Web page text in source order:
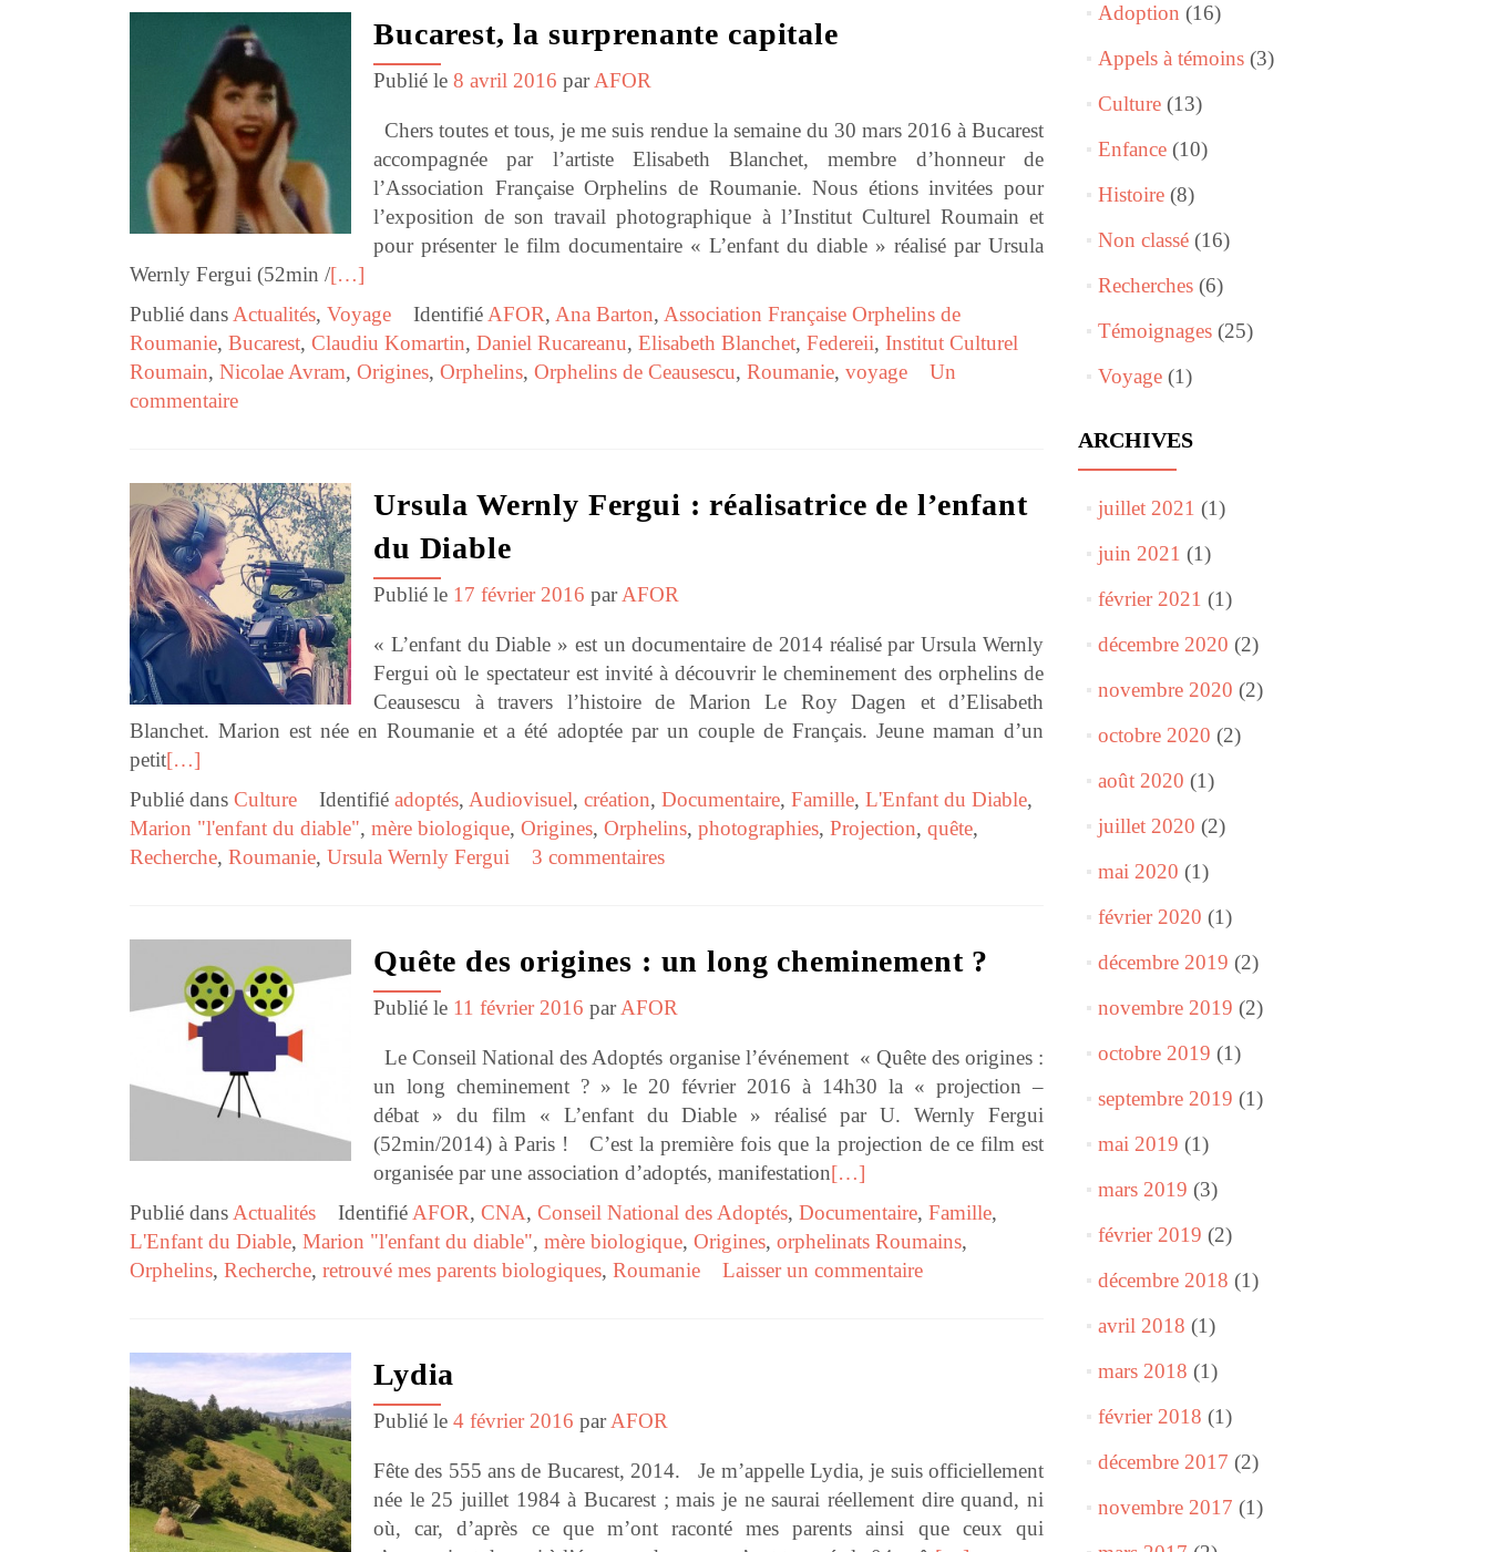
Bucarest, la surprenante capitale
Publié le 8 avril 2016 parAFOR
Chers toutes et tous, je me suis rendue la semaine du 30 mars 2016 à Bucarest
accompagnée par l’artiste Elisabeth Blanchet, membre d’honneur de
l’Association Française Orphelins de Roumanie. Nous étions invitées pour
l’exposition de son travail photographique à l’Institut Culturel Roumain et
pour présenter le film documentaire « L’enfant du diable » réalisé par Ursula
Wernly Fergui (52min /[…]
Publié dans Actualités, Voyage Identifié AFOR, Ana Barton, Association Française Orphelins de
Roumanie, Bucarest, Claudiu Komartin, Daniel Rucareanu, Elisabeth Blanchet, Federeii, Institut Culturel
Roumain, Nicolae Avram, Origines, Orphelins, Orphelins de Ceausescu, Roumanie, voyage
Un
commentaire
Ursula Wernly Fergui : réalisatrice de l’enfant
du Diable
Publié le 17 février 2016 parAFOR
« L’enfant du Diable » est un documentaire de 2014 réalisé par Ursula Wernly
Fergui où le spectateur est invité à découvrir le cheminement des orphelins de
Ceausescu à travers l’histoire de Marion Le Roy Dagen et d’Elisabeth
Blanchet. Marion est née en Roumanie et a été adoptée par un couple de Français. Jeune maman d’un
petit[…]
Publié dans Culture Identifié adoptés, Audiovisuel, création, Documentaire, Famille, L'Enfant du Diable,
Marion "l'enfant du diable", mère biologique, Origines, Orphelins, photographies, Projection, quête,
Recherche, Roumanie, Ursula Wernly Fergui 3 commentaires
Quête des origines : un long cheminement ?
Publié le 11 février 2016 parAFOR
Le Conseil National des Adoptés organise l’événement « Quête des origines :
un long cheminement ? » le 20 février 2016 à 14h30 la « projection –
débat » du film « L’enfant du Diable » réalisé par U. Wernly Fergui
(52min/2014) à Paris ! C’est la première fois que la projection de ce film est
organisée par une association d’adoptés, manifestation[…]
Publié dans Actualités Identifié AFOR, CNA, Conseil National des Adoptés, Documentaire, Famille,
L'Enfant du Diable, Marion "l'enfant du diable", mère biologique, Origines, orphelinats Roumains,
Orphelins, Recherche, retrouvé mes parents biologiques, Roumanie Laisser un commentaire
Lydia
Publié le 4 février 2016 parAFOR
Fête des 555 ans de Bucarest, 2014. Je m’appelle Lydia, je suis officiellement
née le 25 juillet 1984 à Bucarest ; mais je ne saurai réellement dire quand, ni
où, car, d’après ce que m’ont raconté mes parents ainsi que ceux qui
Adoption (16)
Appels à témoins(3)
Culture(13)
Enfance(10)
Histoire(8)
Non classé(16)
Recherches(6)
Témoignages(25)
Voyage(1)
ARCHIVES
juillet 2021 (1)
juin 2021 (1)
février 2021 (1)
décembre 2020 (2)
novembre 2020 (2)
octobre 2020 (2)
août 2020 (1)
juillet 2020 (2)
mai 2020 (1)
février 2020 (1)
décembre 2019 (2)
novembre 2019 (2)
octobre 2019 (1)
septembre 2019 (1)
mai 2019 (1)
mars 2019 (3)
février 2019 (2)
décembre 2018 (1)
avril 2018 (1)
mars 2018 (1)
février 2018 (1)
décembre 2017 (2)
novembre 2017 (1)